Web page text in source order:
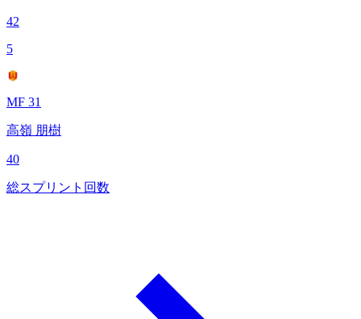
42
5
MF 31
高嶺 朋樹
40
総スプリント回数